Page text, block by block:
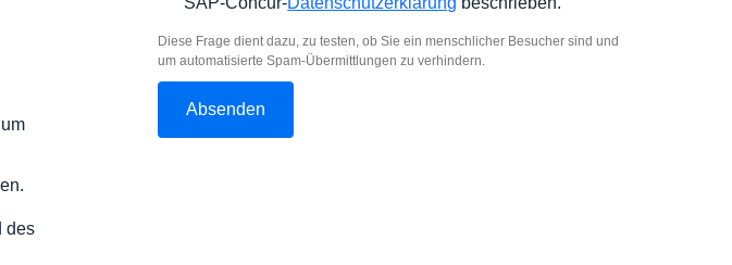
des
Diese Frage dient dazu, zu testen, ob Sie ein menschlicher Besucher sind und
um automatisierte Spam-Übermittlungen zu verhindern.